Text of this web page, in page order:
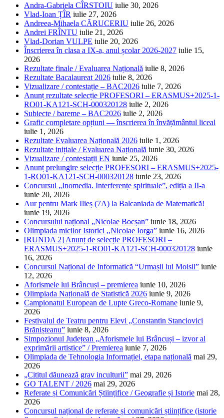
Andra-Gabriela CÎRSTOIU iulie 30, 2026
Vlad-Ioan ȚÎR iulie 27, 2026
Andreea-Mihaela CĂRUCERIU iulie 26, 2026
Andrei FRÎNTU iulie 21, 2026
Vlad-Dorian VULPE iulie 20, 2026
Înscrierea în clasa a IX-a, anul școlar 2026-2027 iulie 15,
2026
Rezultate finale / Evaluarea Națională iulie 8, 2026
Rezultate Bacalaureat 2026 iulie 8, 2026
Vizualizare / contestație – BAC2026 iulie 7, 2026
Anunț rezultate selecție PROFESORI – ERASMUS+2025-1-
RO01-KA121-SCH-000320128 iulie 2, 2026
Subiecte / bareme – BAC2026 iulie 2, 2026
Grafic completare opțiuni — înscrierea în învățământul liceal
iulie 1, 2026
Rezultate Evaluarea Națională 2026 iulie 1, 2026
Rezultate inițiale / Evaluarea Națională iunie 30, 2026
Vizualizare / contestații EN iunie 25, 2026
Anunț prelungire selecție PROFESORI – ERASMUS+2025-
1-RO01-KA121-SCH-000320128 iunie 23, 2026
Concursul „Inomedia. Interferențe spirituale”, ediția a II-a
iunie 20, 2026
Aur pentru Mark Ilieș (7A) la Balcaniada de Matematică!
iunie 19, 2026
Concursului național „Nicolae Bocșan” iunie 18, 2026
Olimpiada micilor Istorici ,,Nicolae Iorga” iunie 16, 2026
[RUNDA 2] Anunț de selecție PROFESORI –
ERASMUS+2025-1-RO01-KA121-SCH-000320128 iunie
16, 2026
Concursul Național de Informatică “Urmașii lui Moisil” iunie
12, 2026
Aforismele lui Brâncuși – premierea iunie 10, 2026
Olimpiada Națională de Statistică 2026 iunie 9, 2026
Campionatul European de Lupte Greco-Romane iunie 9,
2026
Festivalul de Teatru pentru Elevi „Constantin Stanciovici
Brănișteanu” iunie 8, 2026
Simpozionul Județean „Aforismele lui Brâncuși – izvor al
exprimării artistice” / Premierea iunie 7, 2026
Olimpiada de Tehnologia Informației, etapa națională mai 29,
2026
„Cititul dăunează grav inculturii” mai 29, 2026
GO TALENT / 2026 mai 29, 2026
Referate și Comunicări Științifice / Geografie și Istorie mai 28,
2026
Concursul național de referate și comunicări științifice (istorie